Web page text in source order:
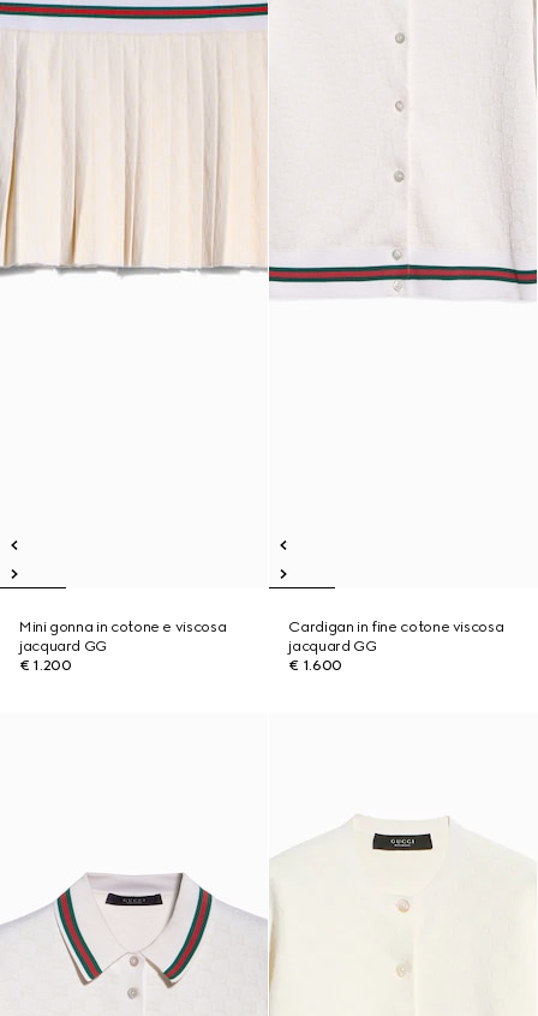
Mini gonna in cotone e viscosa
jacquard GG
€ 1.200
Cardigan in fine cotone viscosa
jacquard GG
€ 1.600